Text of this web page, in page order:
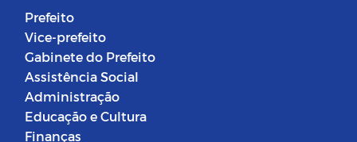
Prefeito
Vice-prefeito
Gabinete do Prefeito
Assistência Social
Administração
Educação e Cultura
Finanças